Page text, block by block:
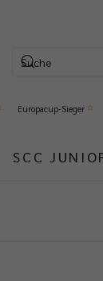
Europacup-Sieger
SCC